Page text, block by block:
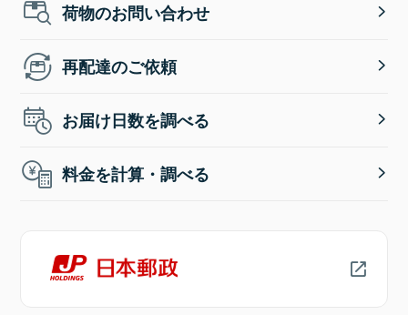
荷物のお問い合わせ
再配達のご依頼
お届け日数を調べる
料金を計算・調べる